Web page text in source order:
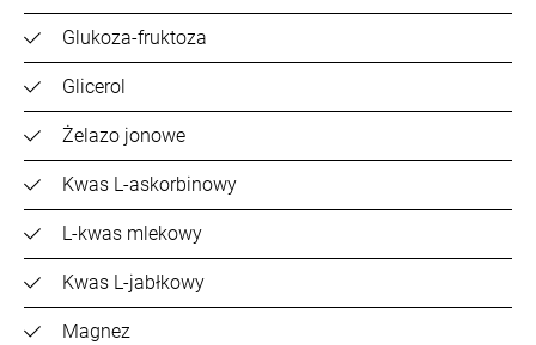
Glukoza-fruktoza
Glicerol
Żelazo jonowe
Kwas L-askorbinowy
L-kwas mlekowy
Kwas L-jabłkowy
Magnez